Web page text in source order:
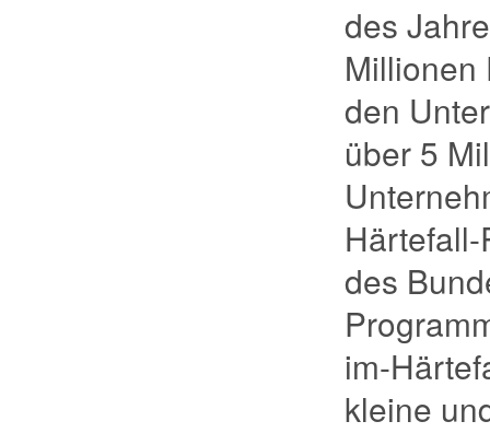
des
Millionen
den
über 5
des
im-
kleine